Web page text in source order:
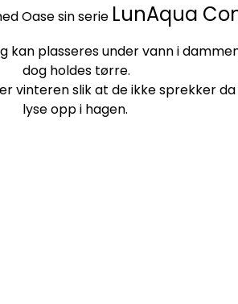
Oase sin serie LunAqua
plasseres under vann i
dog holdes tørre.
vinteren slik at de ikke sprekker
lyse opp i hagen.